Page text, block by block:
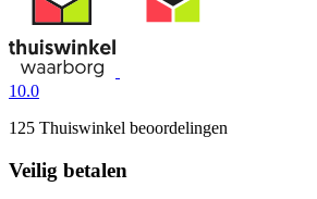
10.0
125 Thuiswinkel beoordelingen
Veilig betalen